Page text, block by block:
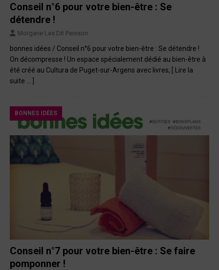
Conseil n°6 pour votre bien-être : Se
détendre !
Morgane Las Dit Peisson
bonnes idées / Conseil n°6 pour votre bien-être : Se détendre !
On décompresse ! Un espace spécialement dédié au bien-être à
été créé au Cultura de Puget-sur-Argens avec livres, [ Lire la
suite … ]
BONNES IDÉES
Conseil n°7 pour votre bien-être : Se faire
pomponner !